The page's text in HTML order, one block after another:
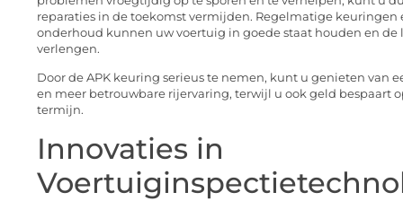
reparaties in de toekomst vermijden. Regelmatige keuringen
onderhoud kunnen uw voertuig in goede staat houden en de
verlengen.
Door de APK keuring serieus te nemen, kunt u genieten van
en meer betrouwbare rijervaring, terwijl u ook geld bespaart
termijn.
Innovaties in